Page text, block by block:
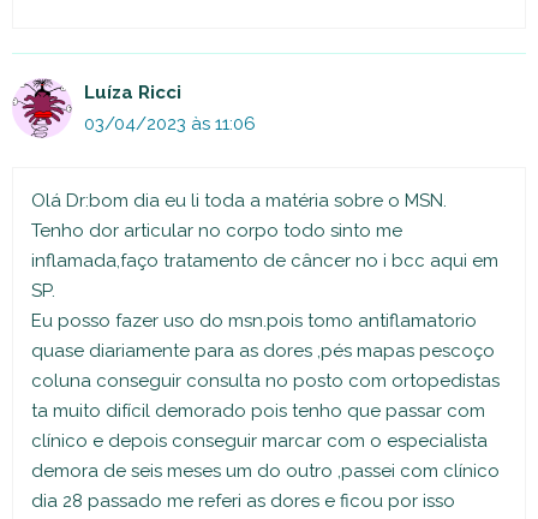
Luíza Ricci
03/04/2023 às 11:06
Olá Dr:bom dia eu li toda a matéria sobre o MSN.
Tenho dor articular no corpo todo sinto me
inflamada,faço tratamento de câncer no i bcc aqui em
SP.
Eu posso fazer uso do msn.pois tomo antiflamatorio
quase diariamente para as dores ,pés mapas pescoço
coluna conseguir consulta no posto com ortopedistas
ta muito difícil demorado pois tenho que passar com
clínico e depois conseguir marcar com o especialista
demora de seis meses um do outro ,passei com clínico
dia 28 passado me referi as dores e ficou por isso